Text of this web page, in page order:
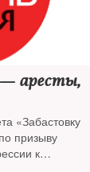
— аресты,
«Забастовку
призыву
к